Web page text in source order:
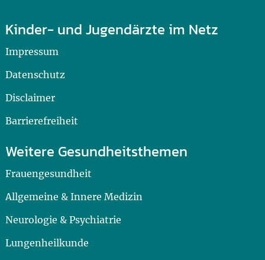
Kinder- und Jugendärzte im Netz
Impressum
Datenschutz
Disclaimer
Barrierefreiheit
Weitere Gesundheitsthemen
Frauengesundheit
Allgemeine & Innere Medizin
Neurologie & Psychiatrie
Lungenheilkunde